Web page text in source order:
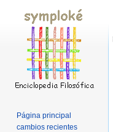
Página principal
cambios recientes